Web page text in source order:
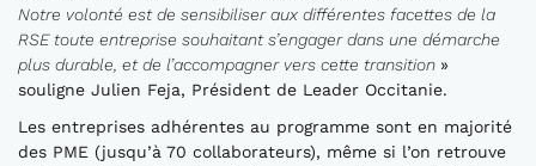
Notre volonté est de sensibiliser aux différentes facettes de la
RSE toute entreprise souhaitant s’engager dans une démarche
plus durable, et de l’accompagner vers cette transition »
souligne Julien Feja, Président de Leader Occitanie.
Les entreprises adhérentes au programme sont en majorité
des PME (jusqu’à 70 collaborateurs), même si l’on retrouve